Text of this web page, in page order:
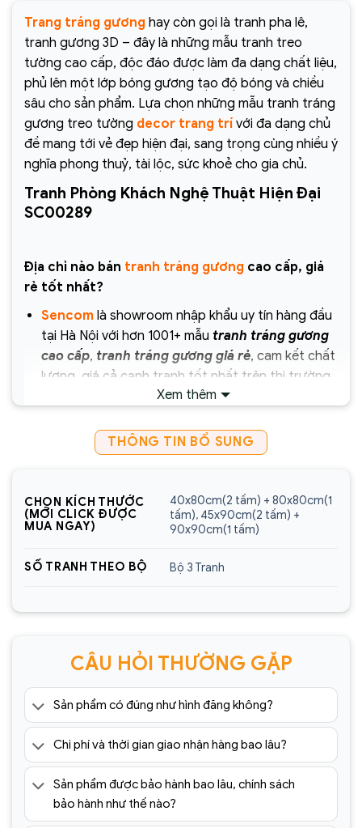
Trang tráng gương hay còn gọi là tranh pha lê,
tranh gương 3D – đây là những mẫu tranh treo
tường cao cấp, độc đáo được làm đa dạng chất liệu,
phủ lên một lớp bóng gương tạo độ bóng và chiều
sâu cho sản phẩm. Lựa chọn những mẫu tranh tráng
gương treo tường decor trang trí với đa dạng chủ
đề mang tới vẻ đẹp hiện đại, sang trọng cùng nhiều ý
nghĩa phong thuỷ, tài lộc, sức khoẻ cho gia chủ.
Tranh Phòng Khách Nghệ Thuật Hiện Đại
SC00289
Địa chỉ nào bán tranh tráng gương cao cấp, giá
rẻ tốt nhất?
Sencomlà showroom nhập khẩu uy tín hàng đầu
tại Hà Nội với hơn 1001+ mẫu tranh tráng gương
cao cấp, tranh tráng gương giá rẻ, cam kết chất
lượng, giá cả cạnh tranh tốt nhất trên thị trường
Chịu trách nhiệm về sản phẩm :
Website: https://sencom.vn/
60 Trần Đăng Ninh, Quang
Trung, Hà Đông, Hà Nội
giá trị trên 1.500.000đ (Bao gồm tất cả mã sản
phẩm)
Lưu ý: Đơn hàng sẽ chỉ được gửi đi sau khi có xác
nhận của tổng đài viên trong vòng 2 tiếng. Quý
khách vui lòng giữ điện thoại
=> Tham khảo thêm 1001+ mẫutranh tráng
gương cao cấp giá rẻ tại:
https://sencom.vn/category/tranh-trang-guong
Xem thêm
THÔNG TIN BỔ SUNG
CHỌN KÍCH THƯỚC
(MỚI CLICK ĐƯỢC
MUA NGAY)
40x80cm(2 tấm) + 80x80cm(1
tấm), 45x90cm(2 tấm) +
90x90cm(1 tấm)
SỐ TRANH THEO BỘ Bộ 3 Tranh
CÂU HỎI THƯỜNG GẶP
Sản phẩm có đúng như hình đăng không?
Chi phí và thời gian giao nhận hàng bao lâu?
Sản phẩm được bảo hành bao lâu, chính sách
bảo hành như thế nào?